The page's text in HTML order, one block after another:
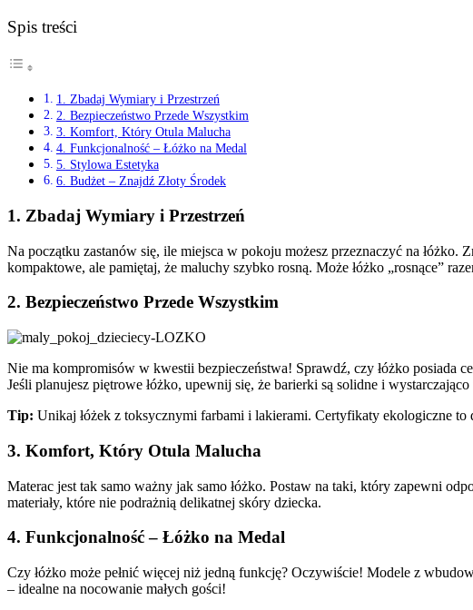
Spis treści
1. Zbadaj Wymiary i Przestrzeń
2. Bezpieczeństwo Przede Wszystkim
3. Komfort, Który Otula Malucha
4. Funkcjonalność – Łóżko na Medal
5. Stylowa Estetyka
6. Budżet – Znajdź Złoty Środek
1. Zbadaj Wymiary i Przestrzeń
Na początku zastanów się, ile miejsca w pokoju możesz przeznaczyć na łóżko.
kompaktowe, ale pamiętaj, że maluchy szybko rosną. Może łóżko „rosnące”
2. Bezpieczeństwo Przede Wszystkim
Nie ma kompromisów w kwestii bezpieczeństwa! Sprawdź, czy łóżko posiada
Jeśli planujesz piętrowe łóżko, upewnij się, że barierki są solidne i
Tip: Unikaj łóżek z toksycznymi farbami i lakierami. Certyfikaty ekologiczne to
3. Komfort, Który Otula Malucha
Materac jest tak samo ważny jak samo łóżko. Postaw na taki, który zapewni
materiały, które nie podrażnią delikatnej skóry dziecka.
4. Funkcjonalność – Łóżko na Medal
Czy łóżko może pełnić więcej niż jedną funkcję? Oczywiście! Modele z
– idealne na nocowanie małych gości!